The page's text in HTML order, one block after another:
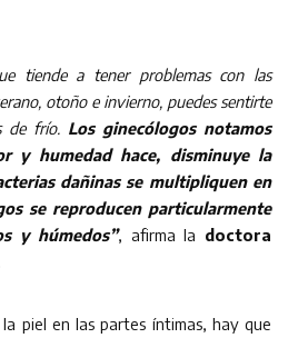
tiende a tener problemas con las
otoño e invierno, puedes sentirte
de frío. Los ginecólogos notamos
y humedad hace, disminuye la
dañinas se multipliquen en
se reproducen particularmente
y húmedos”, afirma la doctora
piel en las partes íntimas, hay que